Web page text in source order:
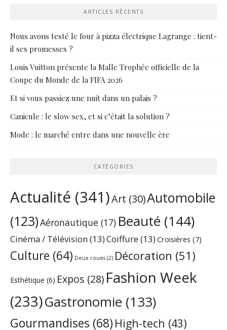
ARTICLES RÉCENTS
Nous avons testé le four à pizza électrique Lagrange : tient-
il ses promesses ?
Louis Vuitton présente la Malle Trophée officielle de la
Coupe du Monde de la FIFA 2026
Et si vous passiez une nuit dans un palais ?
Canicule : le slow sex, et si c’était la solution ?
Mode : le marché entre dans une nouvelle ère
CATÉGORIES
Actualité (341)Art (30)Automobile
(123)Aéronautique (17) Beauté (144)
Cinéma / Télévision(13)Coiffure(13) Croisières (7)
Culture (64) Deux roues (2) Décoration (51)
Esthétique (6) Expos (28) Fashion Week
(233)Gastronomie (133)
Gourmandises (68) High-tech (43)